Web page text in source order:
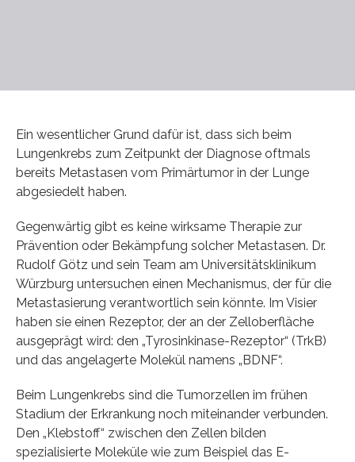
Ein wesentlicher Grund dafür ist, dass sich beim
Lungenkrebs zum Zeitpunkt der Diagnose oftmals
bereits Metastasen vom Primärtumor in der Lunge
abgesiedelt haben.
Gegenwärtig gibt es keine wirksame Therapie zur
Prävention oder Bekämpfung solcher Metastasen. Dr.
Rudolf Götz und sein Team am Universitätsklinikum
Würzburg untersuchen einen Mechanismus, der für die
Metastasierung verantwortlich sein könnte. Im Visier
haben sie einen Rezeptor, der an der Zelloberfläche
ausgeprägt wird: den „Tyrosinkinase-Rezeptor“ (TrkB)
und das angelagerte Molekül namens „BDNF“.
Beim Lungenkrebs sind die Tumorzellen im frühen
Stadium der Erkrankung noch miteinander verbunden.
Den „Klebstoff“ zwischen den Zellen bilden
spezialisierte Moleküle wie zum Beispiel das E-